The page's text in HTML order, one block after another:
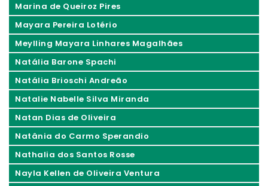
Marina de Queiroz Pires
Mayara Pereira Lotério
Meylling Mayara Linhares Magalhães
Natália Barone Spachi
Natália Brioschi Andreão
Natalie Nabelle Silva Miranda
Natan Dias de Oliveira
Natânia do Carmo Sperandio
Nathalia dos Santos Rosse
Nayla Kellen de Oliveira Ventura